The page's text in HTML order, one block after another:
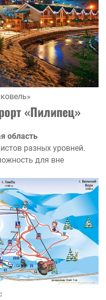
«Пилипец»
область
разных уровней.
для вне